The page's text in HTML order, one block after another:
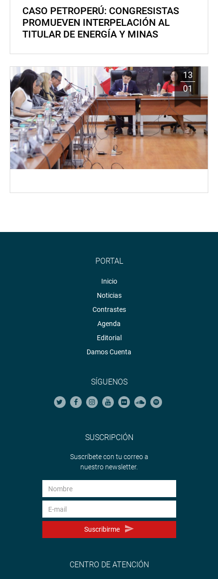
CASO PETROPERÚ: CONGRESISTAS
PROMUEVEN INTERPELACIÓN AL
TITULAR DE ENERGÍA Y MINAS
13
01
PORTAL
Inicio
Noticias
Contrastes
Agenda
Editorial
Damos Cuenta
SÍGUENOS
SUSCRIPCIÓN
Suscríbete con tu correo a
nuestro newsletter.
Suscribirme
CENTRO DE ATENCIÓN